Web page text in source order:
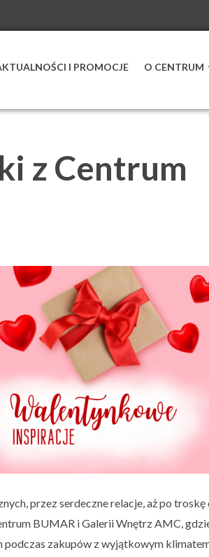
I PROMOCJE O CENTRUM
z Centrum
przez serdeczne relacje, aż po troskę
BUMAR i Galerii Wnętrz AMC,
zakupów z wyjątkowym